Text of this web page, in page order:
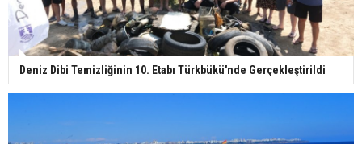
Deniz Dibi Temizliğinin 10. Etabı Türkbükü'nde Gerçekleştirildi